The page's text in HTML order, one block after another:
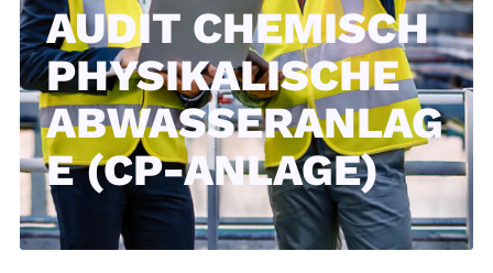
AUDIT CHEMISCH
PHYSIKALISCHE
ABWASSERANLAG
E (CP-ANLAGE)